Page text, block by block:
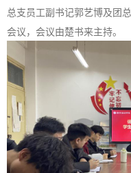
总支员工副书记郭艺博及团
会议，会议由楚书来主持。